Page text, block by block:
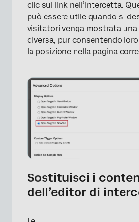
clic sul link nell’intercetta.
può essere utile quando si
visitatori venga mostrata una
diversa, pur consentendo
la posizione nella pagina
Sostituisci i
dell’editor di